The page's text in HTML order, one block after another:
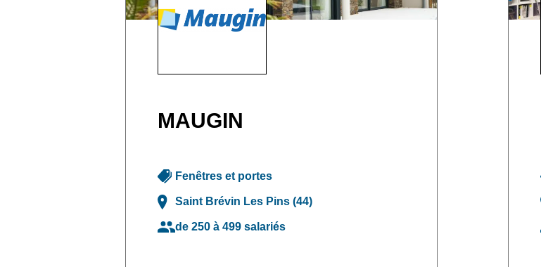
MAUGIN
Fenêtres et portes
Saint Brévin Les Pins (44)
de 250 à 499 salariés